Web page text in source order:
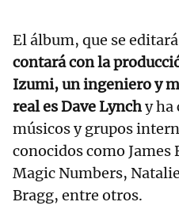
El álbum, que se
contará con la
Izumi, un ingeniero y
real es Dave Lynchy ha
músicos y grupos
conocidos como James
Magic Numbers,
Bragg, entre otros.